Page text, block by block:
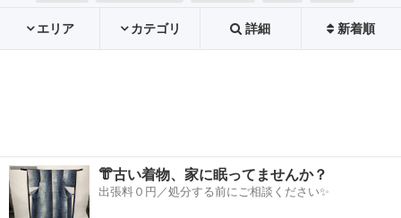
エリア カテゴリ 詳細 新着順
👘古い着物、家に眠ってませんか？
出張料０円／処分する前にご相談ください✨